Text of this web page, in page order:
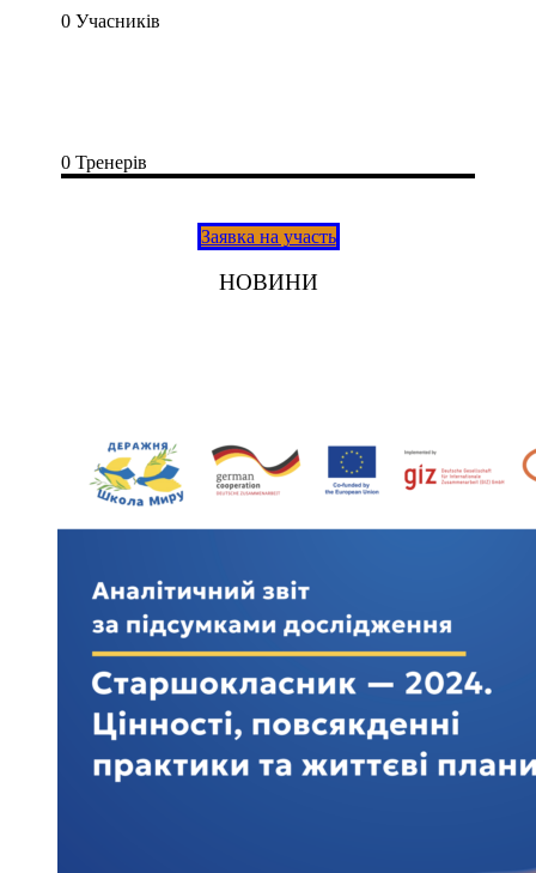
0 Учасників
0 Тренерів
Заявка на участь
НОВИНИ